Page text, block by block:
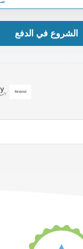
الشروع في الدفع